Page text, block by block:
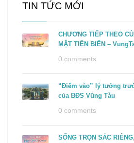
TIN TỨC MỚI
CHƯƠNG TIẾP THEO
MẶT TIỀN BIỂN –
0 comments
“Điểm vào” lý tưởng
của BĐS Vũng Tàu
0 comments
SỐNG TRỌN SẮC